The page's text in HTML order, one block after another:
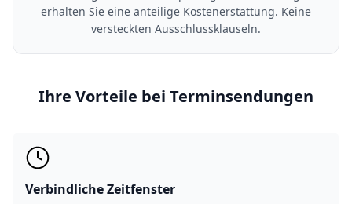
erhalten Sie eine anteilige Kostenerstattung. Keine
versteckten Ausschlussklauseln.
Ihre Vorteile bei Terminsendungen
Verbindliche Zeitfenster